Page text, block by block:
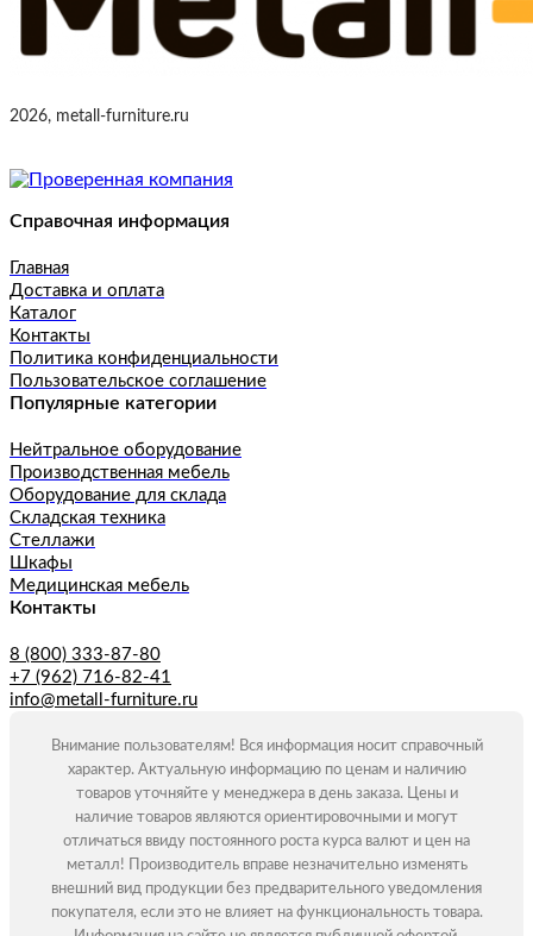
2026, metall-furniture.ru
Справочная информация
Главная
Доставка и оплата
Каталог
Контакты
Политика конфиденциальности
Пользовательское соглашение
Популярные категории
Нейтральное оборудование
Производственная мебель
Оборудование для склада
Складская техника
Стеллажи
Шкафы
Медицинская мебель
Контакты
8 (800) 333-87-80
+7 (962) 716-82-41
info@metall-furniture.ru
Внимание пользователям! Вся информация носит справочный
характер. Актуальную информацию по ценам и наличию
товаров уточняйте у менеджера в день заказа. Цены и
наличие товаров являются ориентировочными и могут
отличаться ввиду постоянного роста курса валют и цен на
металл! Производитель вправе незначительно изменять
внешний вид продукции без предварительного уведомления
покупателя, если это не влияет на функциональность товара.